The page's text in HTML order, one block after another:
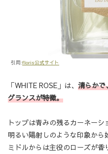
引用:floris公式サイト
「WHITE ROSE」は、 清らかで
グランスが特徴。
トップは青みの残るカーネー
明るい陽射しのような印象から
ミドルからは主役のローズが